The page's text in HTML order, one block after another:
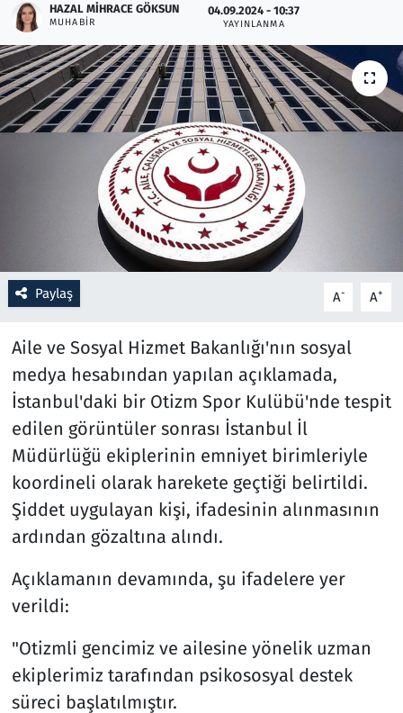
HAZAL MIHRACE GÖKSUN
MUHABIR
04.09.2024 - 10:37
YAYINLANMA
Paylaş A- A+
Aile ve Sosyal Hizmet Bakanlığı'nın sosyal
medya hesabından yapılan açıklamada,
İstanbul'daki bir Otizm Spor Kulübü'nde tespit
edilen görüntüler sonrası İstanbul İl
Müdürlüğü ekiplerinin emniyet birimleriyle
koordineli olarak harekete geçtiği belirtildi.
Şiddet uygulayan kişi, ifadesinin alınmasının
ardından gözaltına alındı.
Açıklamanın devamında, şu ifadelere yer
verildi:
"Otizmli gencimiz ve ailesine yönelik uzman
ekiplerimiz tarafından psikososyal destek
süreci başlatılmıştır.
Resmi İlanlar
Rüya Tabirleri
Sağlık
Savunma Sanayi
Seçim 2023
Teknoloji ve Bilim
Televizyon